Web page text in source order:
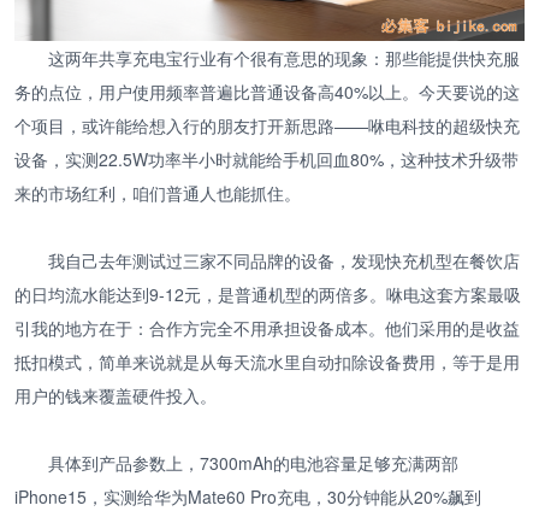
这两年共享充电宝行业有个很有意思的现象：那些能提供快充服
务的点位，用户使用频率普遍比普通设备高40%以上。今天要说的这
个项目，或许能给想入行的朋友打开新思路——咻电科技的超级快充
设备，实测22.5W功率半小时就能给手机回血80%，这种技术升级带
来的市场红利，咱们普通人也能抓住。
我自己去年测试过三家不同品牌的设备，发现快充机型在餐饮店
的日均流水能达到9-12元，是普通机型的两倍多。咻电这套方案最吸
引我的地方在于：合作方完全不用承担设备成本。他们采用的是收益
抵扣模式，简单来说就是从每天流水里自动扣除设备费用，等于是用
用户的钱来覆盖硬件投入。
具体到产品参数上，7300mAh的电池容量足够充满两部
iPhone15，实测给华为Mate60 Pro充电，30分钟能从20%飙到